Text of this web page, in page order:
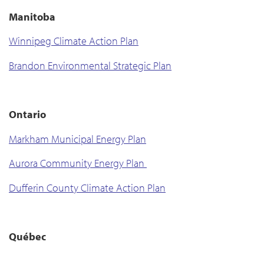
Manitoba
Winnipeg Climate Action Plan
Brandon Environmental Strategic Plan
Ontario
Markham Municipal Energy Plan
Aurora Community Energy Plan
Dufferin County Climate Action Plan
Québec